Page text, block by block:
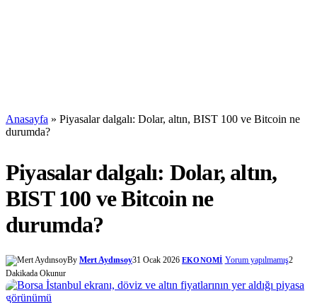
Anasayfa » Piyasalar dalgalı: Dolar, altın, BIST 100 ve Bitcoin ne
durumda?
Piyasalar dalgalı: Dolar, altın,
BIST 100 ve Bitcoin ne
durumda?
By Mert Aydınsoy31 Ocak 2026 EKONOMI Yorum yapılmamış2
Dakikada Okunur